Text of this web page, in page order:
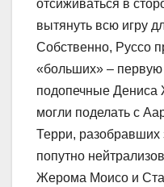
отсиживаться в
вытянуть всю игру
Собственно, Руссо
«больших» – первую
подопечные Дениса
могли поделать с
Терри, разобравших
попутно
Жерома Моисо и